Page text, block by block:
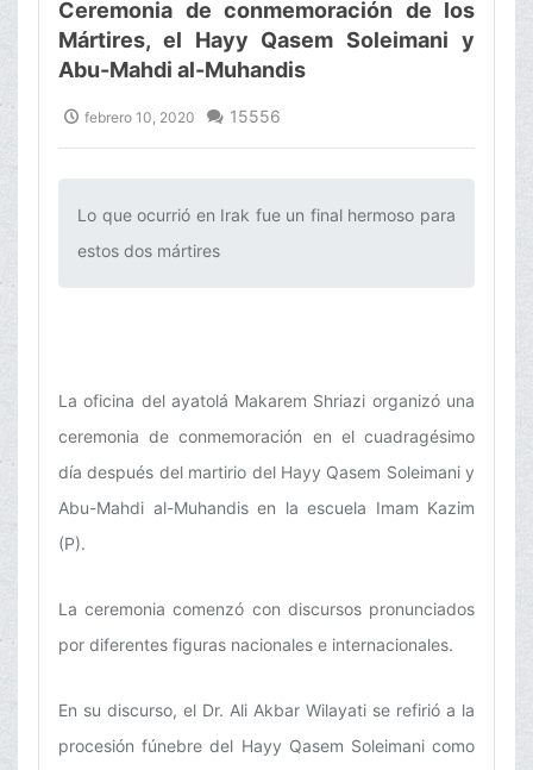
Ceremonia de conmemoración de los
Mártires, el Hayy Qasem Soleimani y
Abu-Mahdi al-Muhandis
febrero 10, 2020 15556
Lo que ocurrió en Irak fue un final hermoso para
estos dos mártires‌
La oficina del ayatolá Makarem Shriazi organizó una
ceremonia de conmemoración en el cuadragésimo
día después del martirio del Hayy Qasem Soleimani y
Abu-Mahdi al-Muhandis en la escuela Imam Kazim
(P).
La ceremonia comenzó con discursos pronunciados
por diferentes figuras nacionales e internacionales.
En su discurso, el Dr. Ali Akbar Wilayati se refirió a la
procesión fúnebre del Hayy Qasem Soleimani como